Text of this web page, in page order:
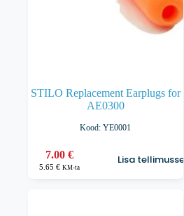
STILO Replacement Earplugs for
AE0300
Kood: YE0001
7.00€
5.65€ KM-ta
Lisa tellimusse